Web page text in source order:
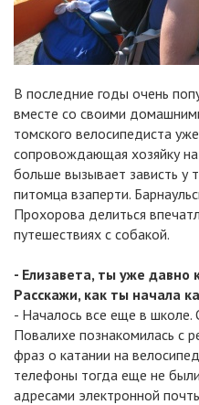
В последние годы очень
вместе со своими
томского велосипедиста
сопровождающая хозяйку
больше вызывает зависть у
питомца взаперти.
Прохорова делиться
путешествиях с собакой.
- Елизавета, ты уже давно
Расскажи, как ты начала
- Началось все еще в
Повалихе познакомилась с
фраз о катании на
телефоны тогда еще не
адресами электронной